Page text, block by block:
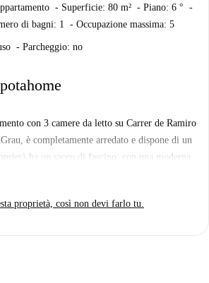
- Superficie: 80 m² - Piano: 6 ° -
di bagni: 1 - Occupazione massima: 5
- Parcheggio: no
con 3 camere da letto su Carrer de Ramiro
è completamente arredato e dispone di un
ha un sacco di fascino, con una moderna
soggiorno e arredi eleganti. Ci sono 3
proprietà, così non devi farlo tu.